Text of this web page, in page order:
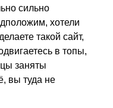
сильно
хотели
такой сайт,
в топы,
заняты
вы туда не